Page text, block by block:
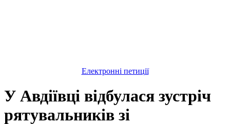
Електронні петиції
У Авдіївці відбулася зустріч
рятувальників зі